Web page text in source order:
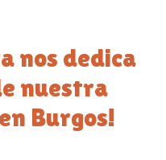
nos dedica
nuestra
Burgos!